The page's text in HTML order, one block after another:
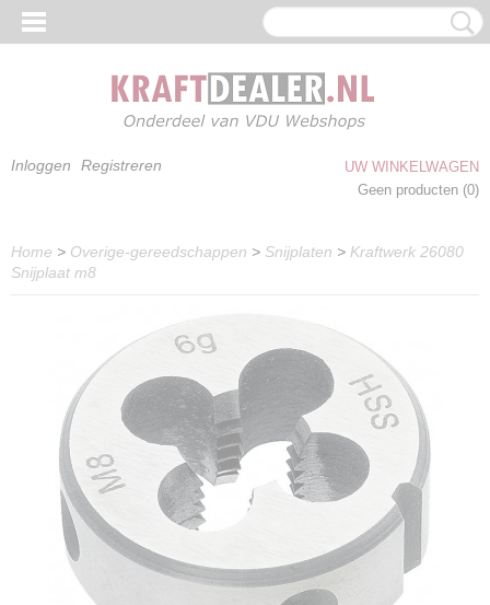
Inloggen Registreren
UW WINKELWAGEN
Geen producten (0)
Home > Overige-gereedschappen > Snijplaten > Kraftwerk 26080
Snijplaat m8